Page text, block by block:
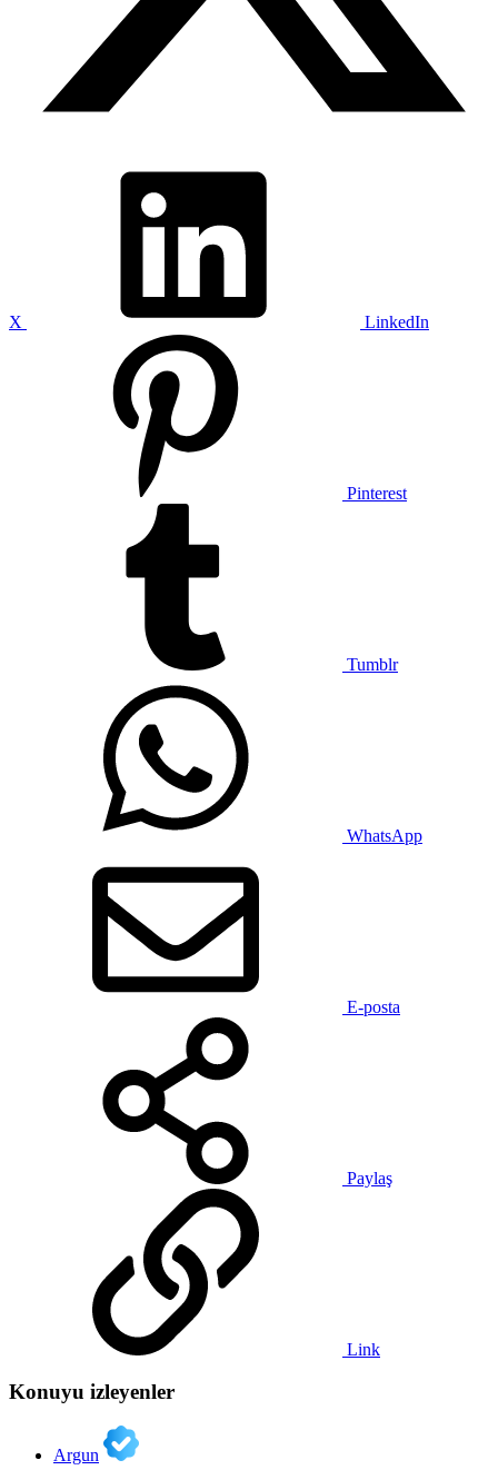
X LinkedIn
Pinterest
Tumblr
WhatsApp
E-posta
Paylaş
Link
Konuyu izleyenler
Argun